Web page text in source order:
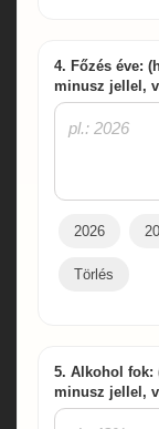
4. Főzés éve:
minusz jellel,
2026
Törlés
5. Alkohol fok:
minusz jellel,